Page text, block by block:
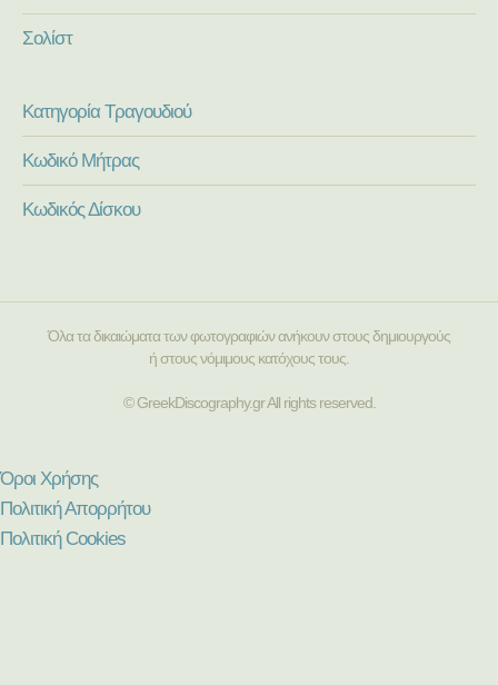
Σολίστ
Κατηγορία Τραγουδιού
Κωδικό Μήτρας
Κωδικός Δίσκου
Όλα τα δικαιώματα των φωτογραφιών ανήκουν στους δημιουργούς
ή στους νόμιμους κατόχους τους.
© GreekDiscography.gr All rights reserved.
Όροι Χρήσης
Πολιτική Απορρήτου
Πολιτική Cookies